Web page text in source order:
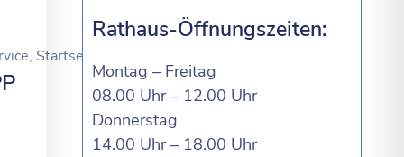
‚ Startseite
Rathaus-Öffnungszeiten:
Montag – Freitag
08.00 Uhr – 12.00 Uhr
Donnerstag
14.00 Uhr – 18.00 Uhr